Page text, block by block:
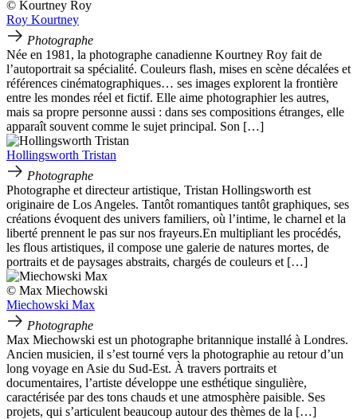
© Kourtney Roy
Roy Kourtney
Photographe
Née en 1981, la photographe canadienne Kourtney Roy fait de
l’autoportrait sa spécialité. Couleurs flash, mises en scène décalées et
références cinématographiques… ses images explorent la frontière
entre les mondes réel et fictif. Elle aime photographier les autres,
mais sa propre personne aussi : dans ses compositions étranges, elle
apparaît souvent comme le sujet principal. Son […]
Hollingsworth Tristan
Photographe
Photographe et directeur artistique, Tristan Hollingsworth est
originaire de Los Angeles. Tantôt romantiques tantôt graphiques, ses
créations évoquent des univers familiers, où l’intime, le charnel et la
liberté prennent le pas sur nos frayeurs.En multipliant les procédés,
les flous artistiques, il compose une galerie de natures mortes, de
portraits et de paysages abstraits, chargés de couleurs et […]
© Max Miechowski
Miechowski Max
Photographe
Max Miechowski est un photographe britannique installé à Londres.
Ancien musicien, il s’est tourné vers la photographie au retour d’un
long voyage en Asie du Sud-Est. À travers portraits et
documentaires, l’artiste développe une esthétique singulière,
caractérisée par des tons chauds et une atmosphère paisible. Ses
projets, qui s’articulent beaucoup autour des thèmes de la […]